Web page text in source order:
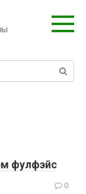
фулфэйс
0